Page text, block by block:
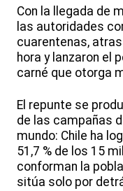
Con la llegada de
las autoridades
cuarentenas,
hora y lanzaron el
carné que otorga
El repunte se
de las campañas
mundo: Chile ha
51,7 % de los 15
conforman la
sitúa solo por